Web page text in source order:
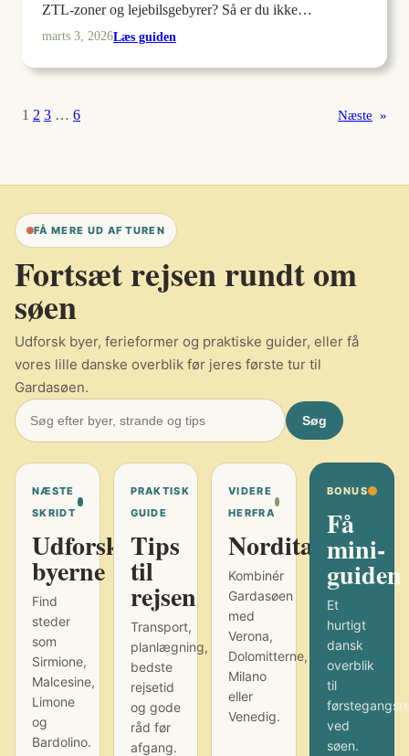
ZTL-zoner og lejebilsgebyrer? Så er du ikke…
marts 3, 2026Læs guiden
at
i
bil?
1 2 3 … 6 Næste »
FÅ MERE UD AF TUREN
Fortsæt rejsen rundt om
søen
Udforsk byer, ferieformer og praktiske guider, eller få
vores lille danske overblik før jeres første tur til
Gardasøen.
Søg
NÆSTE
SKRIDT
Udforsk
byerne
Find
steder
som
Sirmione,
Malcesine,
Limone
og
Bardolino.
PRAKTISK
GUIDE
Tips
til
rejsen
Transport,
planlægning,
bedste
rejsetid
og gode
råd før
afgang.
VIDERE
HERFRA
Norditalien
Kombinér
Gardasøen
med
Verona,
Dolomitterne,
Milano
eller
Venedig.
BONUS
Få
mini-
guiden
Et
hurtigt
dansk
overblik
til
ved
søen.